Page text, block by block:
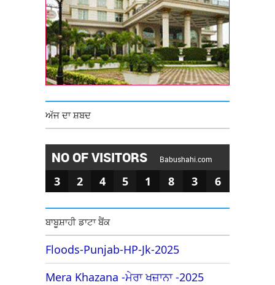
ਅੱਜ ਦਾ ਸ਼ਬਦ
NO OF VISITORS Babushahi.com
3 2 4 5 1 8 3 6
ਬਾਬੂਸ਼ਾਹੀ ਡਾਟਾ ਬੈਂਕ
Floods-Punjab-HP-Jk-2025
Mera Khazana -ਮੇਰਾ ਖਜ਼ਾਨਾ -2025